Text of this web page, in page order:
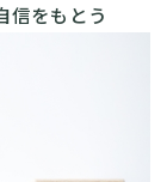
信をもとう